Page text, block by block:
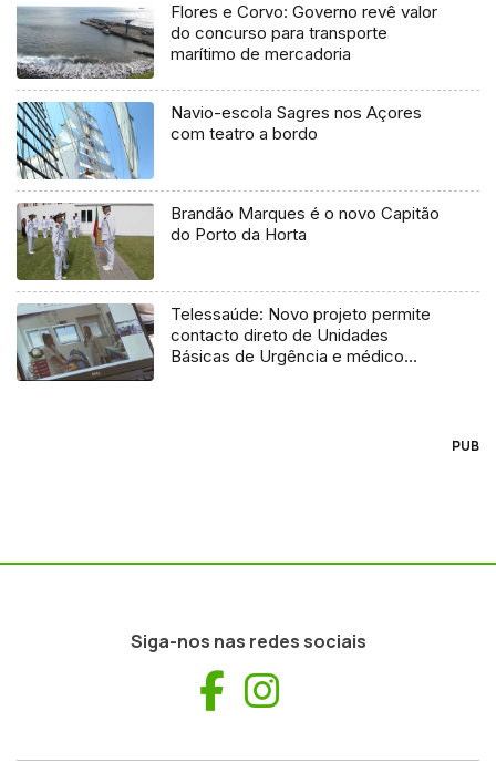
Flores e Corvo: Governo revê valor
do concurso para transporte
marítimo de mercadoria
Navio-escola Sagres nos Açores
com teatro a bordo
Brandão Marques é o novo Capitão
do Porto da Horta
Telessaúde: Novo projeto permite
contacto direto de Unidades
Básicas de Urgência e médico
PUB
Siga-nos nas redes sociais
Facebook